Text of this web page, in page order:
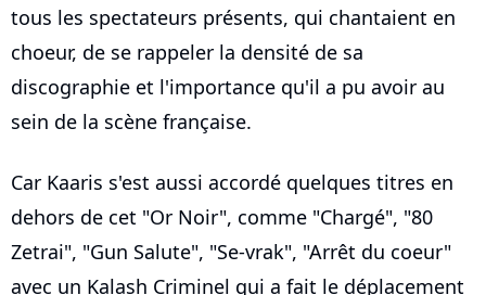
tous les spectateurs présents, qui chantaient en
choeur, de se rappeler la densité de sa
discographie et l'importance qu'il a pu avoir au
sein de la scène française.
Car Kaaris s'est aussi accordé quelques titres en
dehors de cet "Or Noir", comme "Chargé", "80
Zetrai", "Gun Salute", "Se-vrak", "Arrêt du coeur"
avec un Kalash Criminel qui a fait le déplacement